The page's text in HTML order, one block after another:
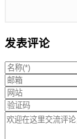
发表评论